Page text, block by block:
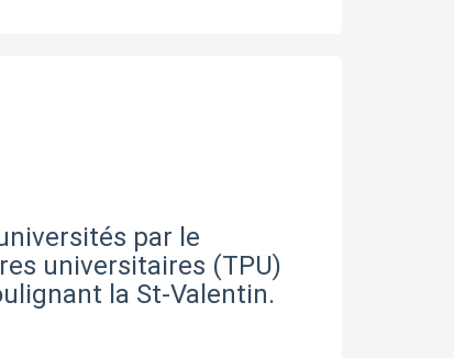
par le
universitaires (TPU)
la St-Valentin.